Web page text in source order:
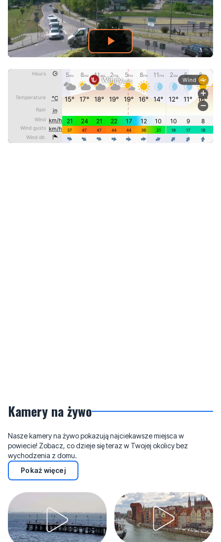
Kamery na żywo
Nasze kamery na żywo pokazują najciekawsze miejsca w
powiecie! Zobacz, co dzieje się teraz w Twojej okolicy bez
wychodzenia z domu.
Pokaż więcej